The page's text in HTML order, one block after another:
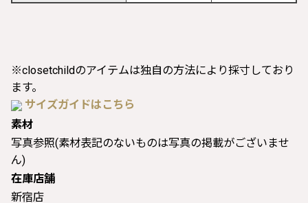
※closetchildのアイテムは独自の方法により採寸しており
ます。
サイズガイドはこちら
素材
写真参照(素材表記のないものは写真の掲載がございませ
ん)
在庫店舗
新宿店